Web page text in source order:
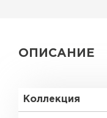
ОПИСАНИЕ
Коллекция